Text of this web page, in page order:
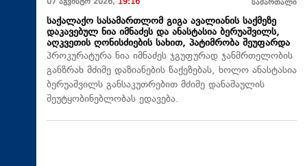
სამართალი
საქალაქო სასამართლომ გიგა ავალიანის საქმეზე
დაკავებულ ნია იმნაძეს და ანასტასია ბერუაშვილს,
აღკვეთის ღონისძიების სახით, პატიმრობა შეუფარდა
პროკურატურა ნია იმნაძეს ჯგუფურად ჯანმრთელობის
განზრახ მძიმე დაზიანების წაქეზებას, ხოლო ანასტასია
ბერუაშვილს განსაკუთრებით მძიმე დანაშაულის
შეუტყობინებლობას ედავება.